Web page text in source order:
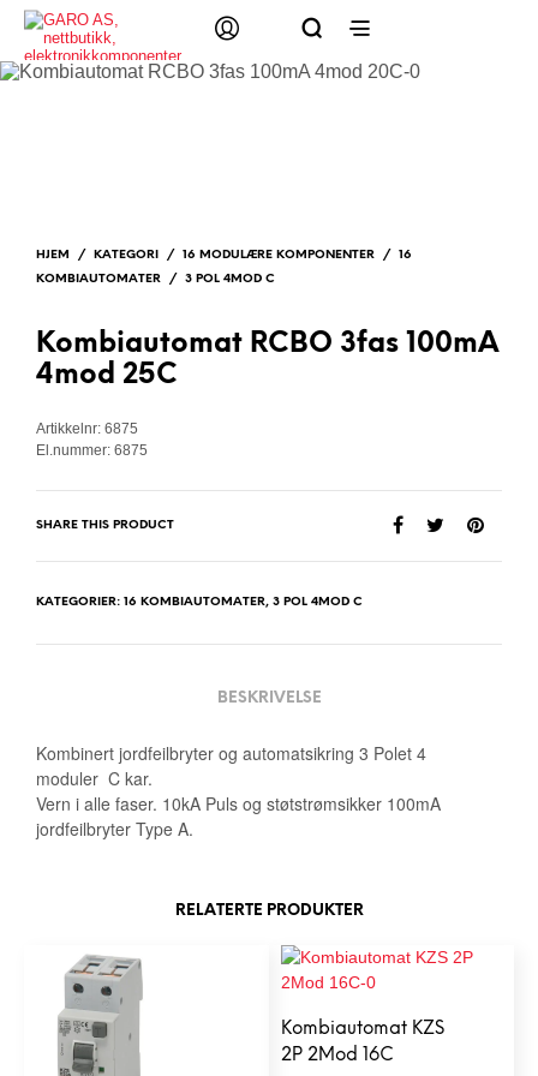
HJEM / KATEGORI / 16 MODULÆRE KOMPONENTER /
16
KOMBIAUTOMATER
/ 3 POL 4MOD C
Kombiautomat RCBO 3fas 100mA
4mod 25C
Artikkelnr: 6875
El.nummer: 6875
SHARE THIS PRODUCT
KATEGORIER: 16 KOMBIAUTOMATER, 3 POL 4MOD C
BESKRIVELSE
Kombinert jordfeilbryter og automatsikring 3 Polet 4
moduler C kar.
Vern i alle faser. 10kA Puls og støtstrømsikker 100mA
jordfeilbryter Type A.
RELATERTE PRODUKTER
Kombiautomat KZS
2P 2Mod 16C